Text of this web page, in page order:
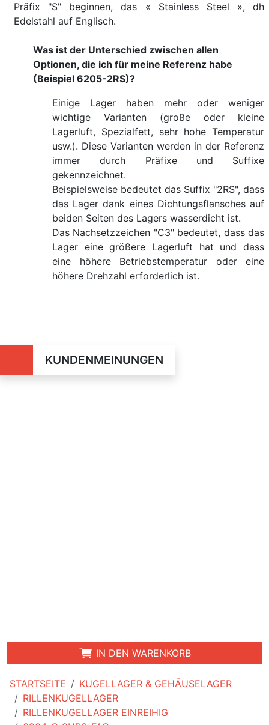
STARTSEITE
KUGELLAGER & GEHÄUSELAGER
RILLENKUGELLAGER
RILLENKUGELLAGER EINREIHIG
Präfix "S" beginnen, das « Stainless Steel », dh
Edelstahl auf Englisch.
Was ist der Unterschied zwischen allen
Optionen, die ich für meine Referenz habe
(Beispiel 6205-2RS)?
Einige Lager haben mehr oder weniger
wichtige Varianten (große oder kleine
Lagerluft, Spezialfett, sehr hohe Temperatur
usw.). Diese Varianten werden in der Referenz
immer durch Präfixe und Suffixe
gekennzeichnet.
Beispielsweise bedeutet das Suffix "2RS", dass
das Lager dank eines Dichtungsflansches auf
beiden Seiten des Lagers wasserdicht ist.
Das Nachsetzzeichen "C3" bedeutet, dass das
Lager eine größere Lagerluft hat und dass
eine höhere Betriebstemperatur oder eine
höhere Drehzahl erforderlich ist.
KUNDENMEINUNGEN
IN DEN WARENKORB